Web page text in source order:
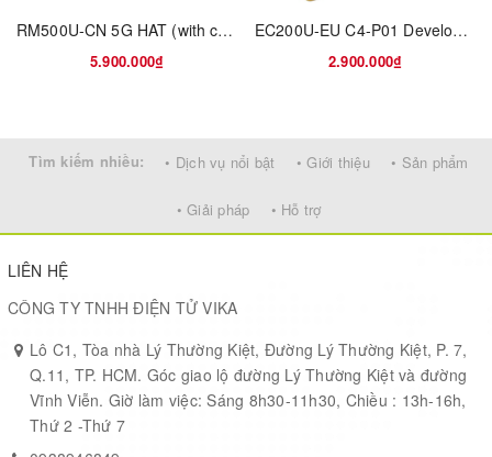
very cost effective and feature-rich platform that is quite suitable
for a wide range of M2M applications such as VTS, industry PDA,
personal tracking, wireless POS, smart metering and many other
● Easier soldering process with LCC package
● Embedded Class-AB amplifier
● Power consumption as low as 1.3mA
● Embedded powerful Internet service protocols, multiple
Sockets & IP addresses
● eCall
● QuecFOTATM
RM500U-CN 5G HAT (with case)
5.900.000₫
EC200U-EU C4-P01 Development Board Designed For QuecPython, Multi-Mode & Multi-Band Support, LTE Cat-1 / Bluetooth Communication, GNSS Positioning
2.900.000₫
Tìm kiếm nhiều: • Dịch vụ nổi bật • Giới thiệu • Sản phẩm
• Giải pháp • Hỗ trợ
LIÊN HỆ
CÔNG TY TNHH ĐIỆN TỬ VIKA
Lô C1, Tòa nhà Lý Thường Kiệt, Đường Lý Thường Kiệt, P. 7,
Q.11, TP. HCM. Góc giao lộ đường Lý Thường Kiệt và đường
Vĩnh Viễn. Giờ làm việc: Sáng 8h30-11h30, Chiều : 13h-16h,
Thứ 2 -Thứ 7